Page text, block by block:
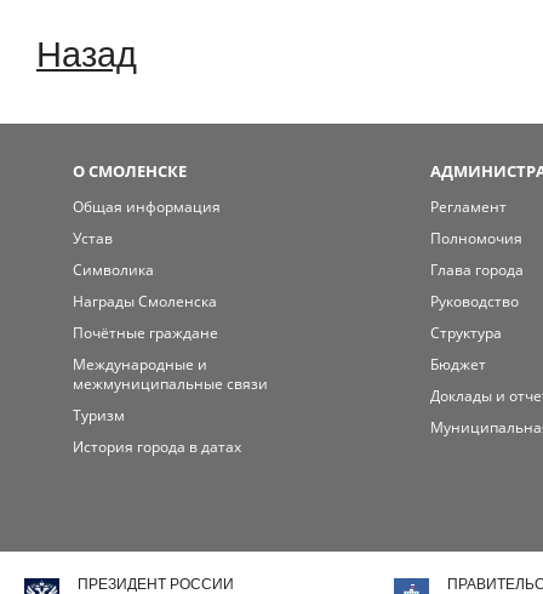
Назад
О СМОЛЕНСКЕ
Общая информация
Устав
Символика
Награды Смоленска
Почётные граждане
Международные и
межмуниципальные связи
Туризм
История города в датах
Регламент
Полномочия
Глава города
Руководство
Структура
Бюджет
Доклады и
ПРЕЗИДЕНТ РОССИИ